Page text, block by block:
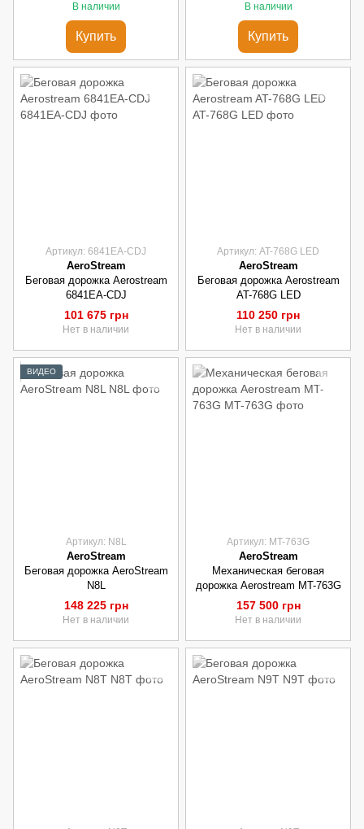
В наличии
Купить
В наличии
Купить
Артикул: 6841EA-CDJ
AeroStream
Беговая дорожка Aerostream
6841EA-CDJ
101 675 грн
Нет в наличии
Артикул: AT-768G LED
AeroStream
Беговая дорожка Aerostream
AT-768G LED
110 250 грн
Нет в наличии
ВИДЕО
Артикул: N8L
AeroStream
Беговая дорожка AeroStream
N8L
148 225 грн
Нет в наличии
Артикул: MT-763G
AeroStream
Механическая беговая
дорожка Aerostream MT-763G
157 500 грн
Нет в наличии